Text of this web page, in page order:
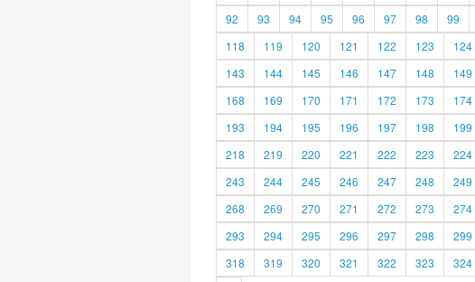
92
93 94 95 96 97 98 99
118
119 120 121 122 123 124
143
144 145 146 147 148 149
168
169 170 171 172 173 174
193
194 195 196 197 198 199
218
219 220 221 222 223 224
243
244 245 246 247 248 249
268
269 270 271 272 273 274
293
294 295 296 297 298 299
318
319 320 321 322 323 324